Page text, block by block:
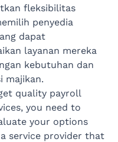
fleksibilitas
penyedia
dapat
layanan mereka
kebutuhan dan
majikan.
quality payroll
you need to
your options
service provider that